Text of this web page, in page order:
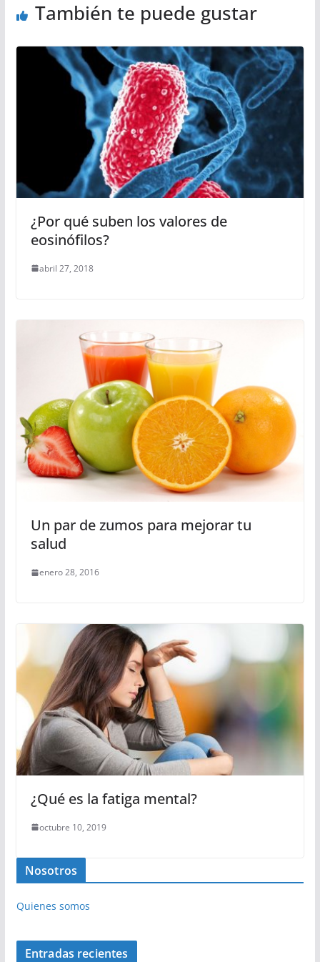
También te puede gustar
¿Por qué suben los valores de
eosinófilos?
abril 27, 2018
Un par de zumos para mejorar tu
salud
enero 28, 2016
¿Qué es la fatiga mental?
octubre 10, 2019
Nosotros
Quienes somos
Entradas recientes